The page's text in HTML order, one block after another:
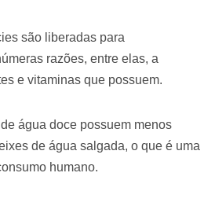
são liberadas para
razões, entre elas, a
e vitaminas que possuem.
água doce possuem menos
de água salgada, o que é uma
humano.